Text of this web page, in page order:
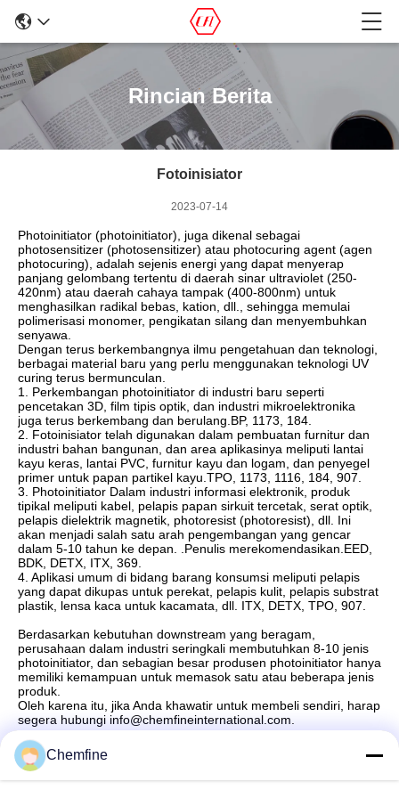
Rincian Berita
Fotoinisiator
2023-07-14
Photoinitiator (photoinitiator), juga dikenal sebagai
photosensitizer (photosensitizer) atau photocuring agent (agen
photocuring), adalah sejenis energi yang dapat menyerap
panjang gelombang tertentu di daerah sinar ultraviolet (250-
420nm) atau daerah cahaya tampak (400-800nm) untuk
menghasilkan radikal bebas, kation, dll., sehingga memulai
polimerisasi monomer, pengikatan silang dan menyembuhkan
senyawa.
Dengan terus berkembangnya ilmu pengetahuan dan teknologi,
berbagai material baru yang perlu menggunakan teknologi UV
curing terus bermunculan.
1. Perkembangan photoinitiator di industri baru seperti
pencetakan 3D, film tipis optik, dan industri mikroelektronika
juga terus berkembang dan berulang.BP, 1173, 184.
2. Fotoinisiator telah digunakan dalam pembuatan furnitur dan
industri bahan bangunan, dan area aplikasinya meliputi lantai
kayu keras, lantai PVC, furnitur kayu dan logam, dan penyegel
primer untuk papan partikel kayu.TPO, 1173, 1116, 184, 907.
3. Photoinitiator Dalam industri informasi elektronik, produk
tipikal meliputi kabel, pelapis papan sirkuit tercetak, serat optik,
pelapis dielektrik magnetik, photoresist (photoresist), dll. Ini
akan menjadi salah satu arah pengembangan yang gencar
dalam 5-10 tahun ke depan. .Penulis merekomendasikan.EED,
BDK, DETX, ITX, 369.
4. Aplikasi umum di bidang barang konsumsi meliputi pelapis
yang dapat dikupas untuk perekat, pelapis kulit, pelapis substrat
plastik, lensa kaca untuk kacamata, dll. ITX, DETX, TPO, 907.
Berdasarkan kebutuhan downstream yang beragam,
perusahaan dalam industri seringkali membutuhkan 8-10 jenis
photoinitiator, dan sebagian besar produsen photoinitiator hanya
memiliki kemampuan untuk memasok satu atau beberapa jenis
produk.
Oleh karena itu, jika Anda khawatir untuk membeli sendiri, harap
segera hubungi info@chemfineinternational.com.
Chemfine